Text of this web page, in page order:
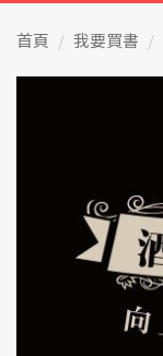
首頁 我要買書